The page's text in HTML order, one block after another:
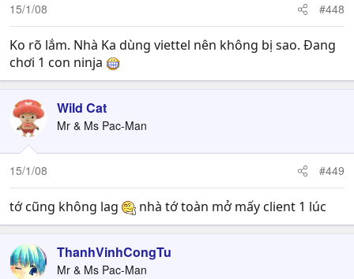
15/1/08 #448
Ko rõ lắm. Nhà Ka dùng viettel nên không bị sao. Đang
chơi 1 con ninja
Wild Cat
Mr & Ms Pac-Man
15/1/08 #449
tớ cũng không lag nhà tớ toàn mở mấy client 1 lúc
ThanhVinhCongTu
Mr & Ms Pac-Man